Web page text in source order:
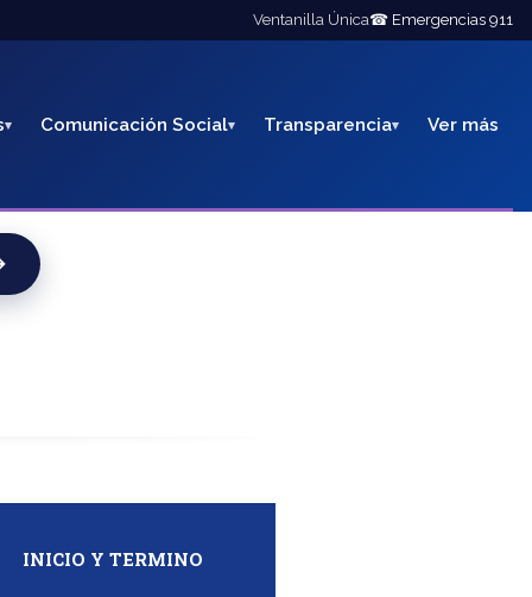
Ventanilla Única☎ Emergencias 911
Comunicación Social Transparencia Ver más
INICIO Y TERMINO